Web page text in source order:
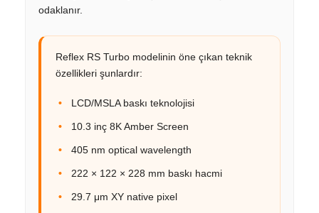
odaklanır.
Reflex RS Turbo modelinin öne çıkan teknik
özellikleri şunlardır:
LCD/MSLA baskı teknolojisi
10.3 inç 8K Amber Screen
405 nm optical wavelength
222 × 122 × 228 mm baskı hacmi
29.7 μm XY native pixel